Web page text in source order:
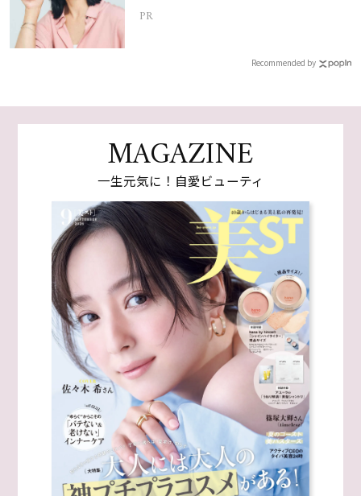
PR
Recommended by
MAGAZINE
一生元気に！自愛ビューティ